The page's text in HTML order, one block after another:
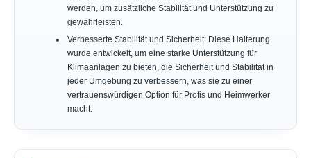
werden, um zusätzliche Stabilität und Unterstützung zu
gewährleisten.
Verbesserte Stabilität und Sicherheit: Diese Halterung
wurde entwickelt, um eine starke Unterstützung für
Klimaanlagen zu bieten, die Sicherheit und Stabilität in
jeder Umgebung zu verbessern, was sie zu einer
vertrauenswürdigen Option für Profis und Heimwerker
macht.